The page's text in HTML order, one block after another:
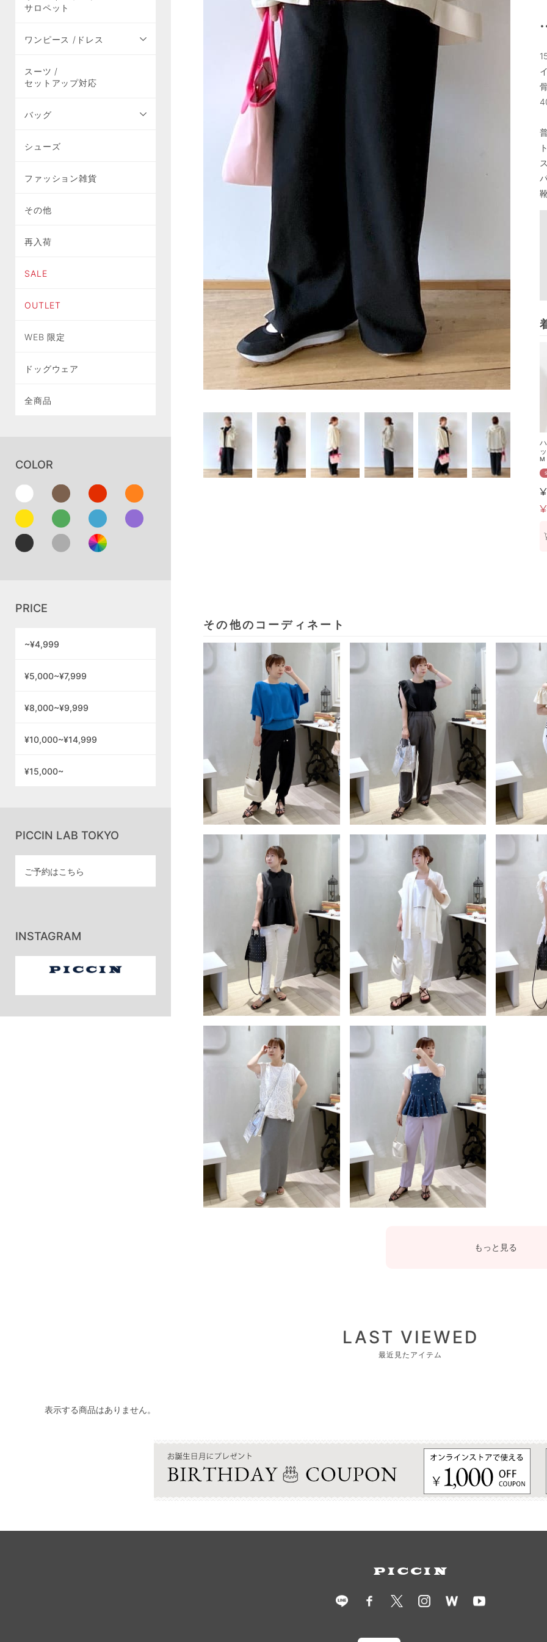
サロペット
ワンピース /ドレス
スーツ /
セットアップ対応
バッグ
シューズ
ファッション雑貨
その他
再入荷
SALE
OUTLET
WEB 限定
ドッグウェア
全商品
COLOR
PRICE
~¥4,999
¥5,000~¥7,999
¥8,000~¥9,999
¥10,000~¥14,999
¥15,000~
PICCIN LAB TOKYO
ご予約はこちら
INSTAGRAM
M
¥
¥
その他のコーディネート
もっと見る
LAST VIEWED
最近見たアイテム
表示する商品はありません。